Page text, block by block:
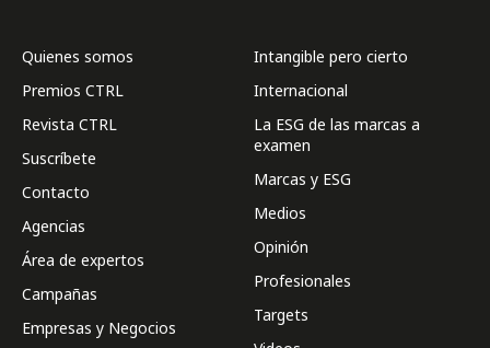
Quienes somos
Premios CTRL
Revista CTRL
Suscríbete
Contacto
Agencias
Área de expertos
Campañas
Empresas y Negocios
Intangible pero cierto
Internacional
La ESG de las marcas a
examen
Marcas y ESG
Medios
Opinión
Profesionales
Targets